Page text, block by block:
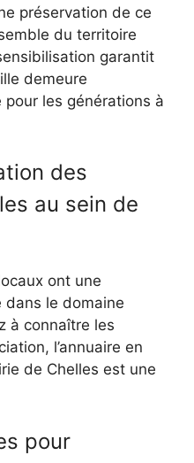
préservation de ce
du territoire
garantit
demeure
les générations à
des
au sein de
ont une
dans le domaine
à connaître les
l’annuaire en
de Chelles est une
pour